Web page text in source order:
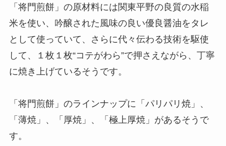
「将門煎餅」の原材料には関東平野の良質の水稲
米を使い、吟醸された風味の良い優良醤油をタレ
として使っていて、さらに代々伝わる技術を駆使
して、１枚１枚“コテがわら”で押さえながら、丁寧
に焼き上げているそうです。
「将門煎餅」のラインナップに「パリパリ焼」、
「薄焼」、「厚焼」、「極上厚焼」があるそうで
す。